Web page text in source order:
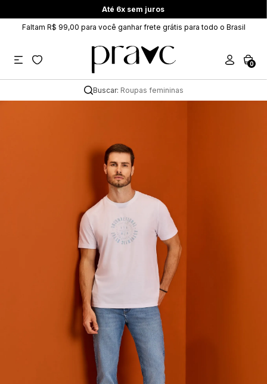
Até 6x sem juros
Faltam R$ 99,00 para você ganhar frete grátis para todo o Brasil
0
Buscar: Roupas femininas